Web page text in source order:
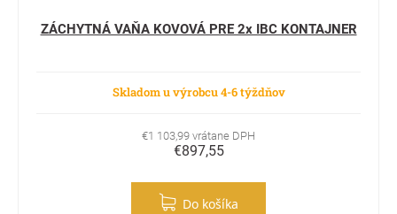
ZÁCHYTNÁ VAŇA KOVOVÁ PRE 2x IBC KONTAJNER
Skladom u výrobcu 4-6 týždňov
€1 103,99 vrátane DPH
€897,55
Do košíka